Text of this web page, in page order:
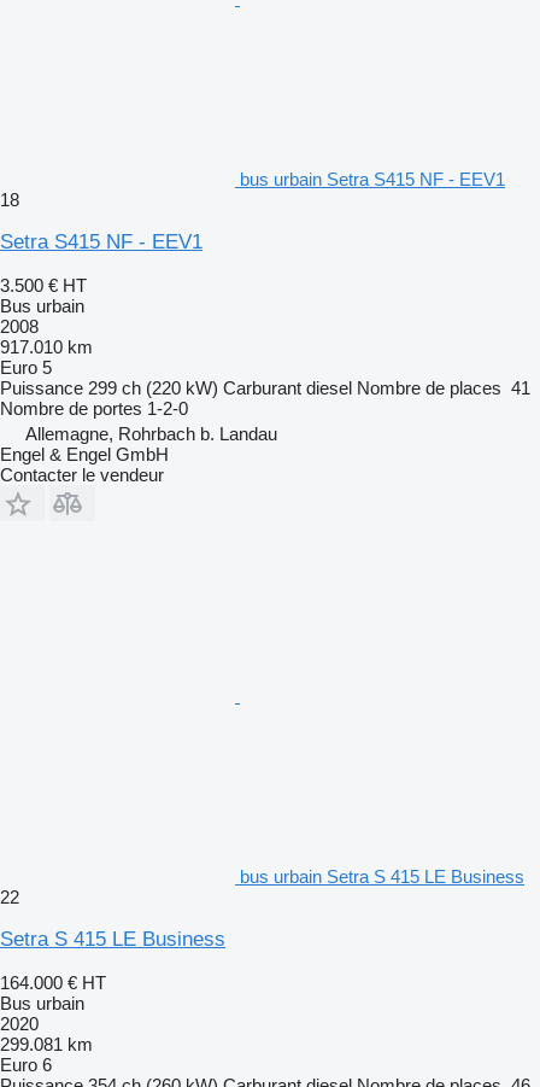
bus urbain Setra S415 NF - EEV1
18
Setra S415 NF - EEV1
3.500 € HT
Bus urbain
2008
917.010 km
Euro 5
Puissance 299 ch (220 kW) Carburant diesel Nombre de places 41
Nombre de portes 1-2-0
Allemagne, Rohrbach b. Landau
Engel & Engel GmbH
Contacter le vendeur
bus urbain Setra S 415 LE Business
22
Setra S 415 LE Business
164.000 € HT
Bus urbain
2020
299.081 km
Euro 6